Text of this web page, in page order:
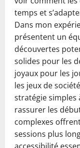
temps et
Dans mon
présentent un
découvertes
solides pour les
joyaux pour les
les jeux de
stratégie simples
rassurer les
complexes
sessions plus